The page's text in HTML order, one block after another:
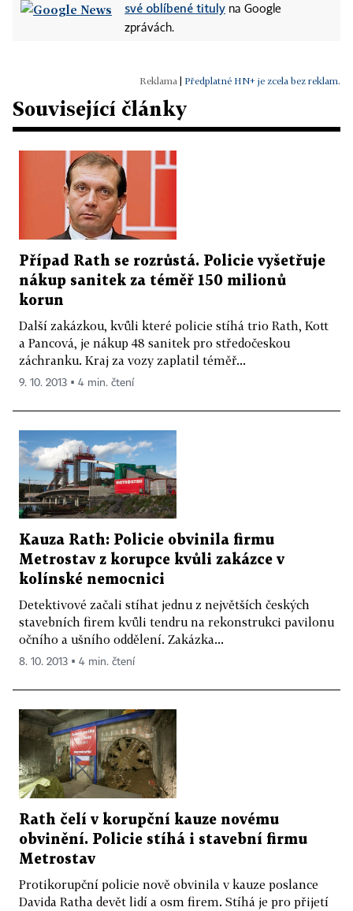
své oblíbené tituly na Google
zprávách.
Předplatné HN+ je zcela bez reklam.
Související články
Případ Rath se rozrůstá. Policie vyšetřuje
nákup sanitek za téměř 150 milionů
korun
Další zakázkou, kvůli které policie stíhá trio Rath, Kott
a Pancová, je nákup 48 sanitek pro středočeskou
záchranku. Kraj za vozy zaplatil téměř...
9. 10. 2013 ▪ 4 min. čtení
Kauza Rath: Policie obvinila firmu
Metrostav z korupce kvůli zakázce v
kolínské nemocnici
Detektivové začali stíhat jednu z největších českých
stavebních firem kvůli tendru na rekonstrukci pavilonu
očního a ušního oddělení. Zakázka...
8. 10. 2013 ▪ 4 min. čtení
Rath čelí v korupční kauze novému
obvinění. Policie stíhá i stavební firmu
Metrostav
Protikorupční policie nově obvinila v kauze poslance
Davida Ratha devět lidí a osm firem. Stíhá je pro přijetí